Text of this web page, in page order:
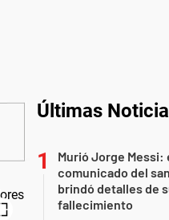
Últimas
Murió Jorge Messi:
comunicado del
brindó detalles de
fallecimiento